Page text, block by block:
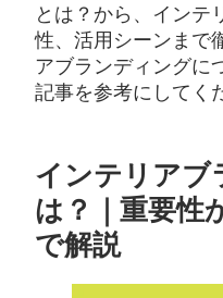
とは？から、インテ
性、活用シーンまで
アブランディングに
記事を参考にしてく
インテリアブ
は？｜重要性
で解説